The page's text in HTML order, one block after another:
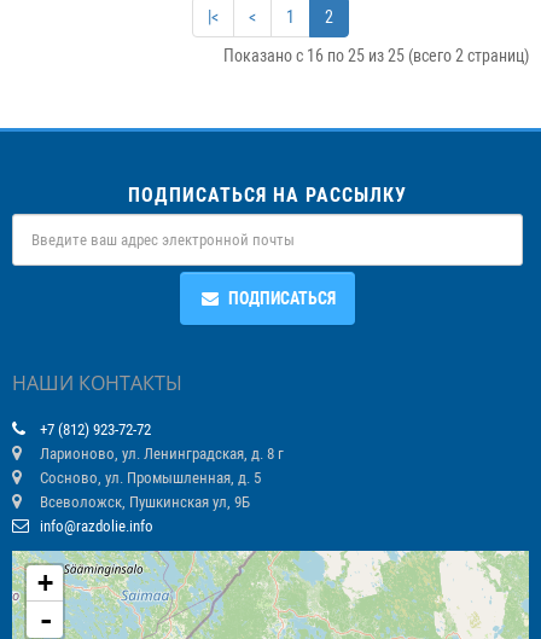
|< < 1
2
Показано с 16 по 25 из 25 (всего 2 страниц)
ПОДПИСАТЬСЯ НА РАССЫЛКУ
ПОДПИСАТЬСЯ
НАШИ КОНТАКТЫ
+7 (812) 923-72-72
Ларионово, ул. Ленинградская, д. 8 г
Сосново, ул. Промышленная, д. 5
Всеволожск, Пушкинская ул, 9Б
info@razdolie.info
+
-